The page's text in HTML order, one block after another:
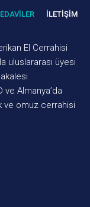
İLETIŞIM
El Cerrahisi
uluslararası üyesi
ve Almanya’da
ve omuz cerrahisi